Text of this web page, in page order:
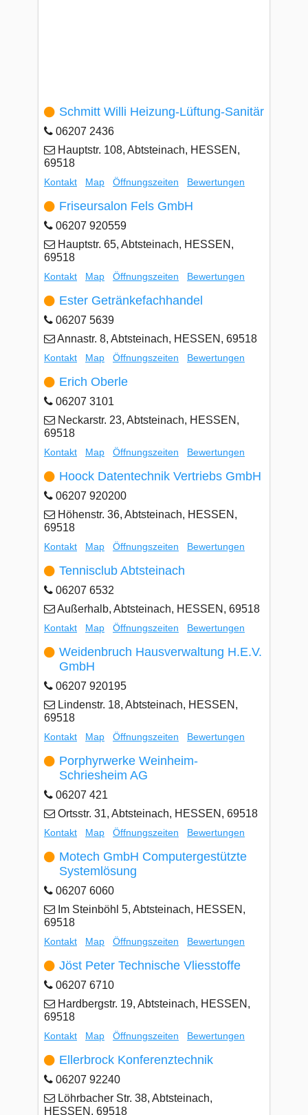
Schmitt Willi Heizung-Lüftung-Sanitär
06207 2436
Hauptstr. 108, Abtsteinach, HESSEN,
69518
Kontakt Map Öffnungszeiten Bewertungen
Friseursalon Fels GmbH
06207 920559
Hauptstr. 65, Abtsteinach, HESSEN,
69518
Kontakt Map Öffnungszeiten Bewertungen
Ester Getränkefachhandel
06207 5639
Annastr. 8, Abtsteinach, HESSEN, 69518
Kontakt Map Öffnungszeiten Bewertungen
Erich Oberle
06207 3101
Neckarstr. 23, Abtsteinach, HESSEN,
69518
Kontakt Map Öffnungszeiten Bewertungen
Hoock Datentechnik Vertriebs GmbH
06207 920200
Höhenstr. 36, Abtsteinach, HESSEN,
69518
Kontakt Map Öffnungszeiten Bewertungen
Tennisclub Abtsteinach
06207 6532
Außerhalb, Abtsteinach, HESSEN, 69518
Kontakt Map Öffnungszeiten Bewertungen
Weidenbruch Hausverwaltung H.E.V.
GmbH
06207 920195
Lindenstr. 18, Abtsteinach, HESSEN,
69518
Kontakt Map Öffnungszeiten Bewertungen
Porphyrwerke Weinheim-
Schriesheim AG
06207 421
Ortsstr. 31, Abtsteinach, HESSEN, 69518
Kontakt Map Öffnungszeiten Bewertungen
Motech GmbH Computergestützte
Systemlösung
06207 6060
Im Steinböhl 5, Abtsteinach, HESSEN,
69518
Kontakt Map Öffnungszeiten Bewertungen
Jöst Peter Technische Vliesstoffe
06207 6710
Hardbergstr. 19, Abtsteinach, HESSEN,
69518
Kontakt Map Öffnungszeiten Bewertungen
Ellerbrock Konferenztechnik
06207 92240
Löhrbacher Str. 38, Abtsteinach,
HESSEN, 69518